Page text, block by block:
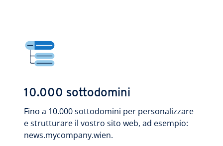
10.000 sottodomini
Fino a 10.000 sottodomini per personalizzare
e strutturare il vostro sito web, ad esempio:
news.mycompany.wien.